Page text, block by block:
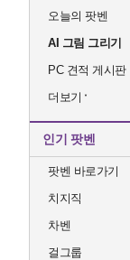
오늘의 팟벤
AI 그림 그리기
PC 견적 게시판
더보기
인기 팟벤
팟벤 바로가기
치지직
차벤
걸그룹